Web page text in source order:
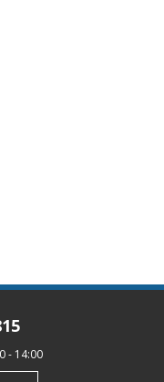
- 14:00